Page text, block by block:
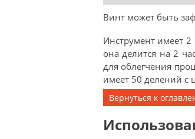
Винт может быть
Инструмент имеет
она делится на 2
для облегчения
имеет 50 делений с
Вернуться к